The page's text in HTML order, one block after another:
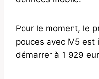
Pour le moment, le
pouces avec M5 est
démarrer à 1 929